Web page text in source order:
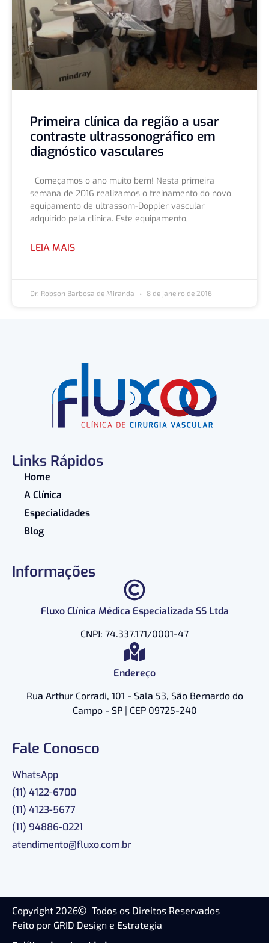
Primeira clínica da região a usar
contraste ultrassonográfico em
diagnóstico vasculares
Começamos o ano muito bem! Nesta primeira
semana de 2016 realizamos o treinamento do novo
equipamento de ultrassom-Doppler vascular
adquirido pela clínica. Este equipamento,
LEIA MAIS
Dr. Robson Barbosa de Miranda 8 de janeiro de 2016
Links Rápidos
Home
A Clínica
Especialidades
Blog
Informações
Fluxo Clínica Médica Especializada SS Ltda
CNPJ: 74.337.171/0001-47
Endereço
Rua Arthur Corradi, 101 - Sala 53, São Bernardo do
Campo - SP | CEP 09725-240
Fale Conosco
WhatsApp
(11) 4122-6700
(11) 4123-5677
(11) 94886-0221
atendimento@fluxo.com.br
Copyright 2026
Todos os Direitos Reservados
Feito por GRID Design e Estrategia